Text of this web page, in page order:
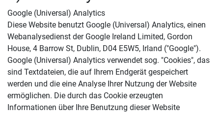
Google (Universal) Analytics
Diese Website benutzt Google (Universal) Analytics, einen
Webanalysedienst der Google Ireland Limited, Gordon
House, 4 Barrow St, Dublin, D04 E5W5, Irland ("Google").
Google (Universal) Analytics verwendet sog. "Cookies", das
sind Textdateien, die auf Ihrem Endgerät gespeichert
werden und die eine Analyse Ihrer Nutzung der Website
ermöglichen. Die durch das Cookie erzeugten
Informationen über Ihre Benutzung dieser Website